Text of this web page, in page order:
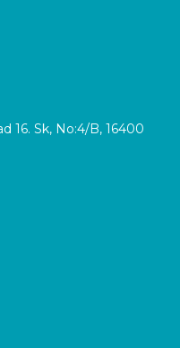
16. Sk, No:4/B, 16400